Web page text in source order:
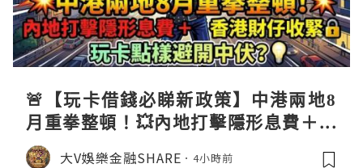
🚨【玩卡借錢必睇新政策】中港兩地8
月重拳整頓！💥內地打擊隱形息費＋香
港財仔收緊🔒，玩卡點樣避開中伏？💡
大V娛樂金融SHARE 4小時前